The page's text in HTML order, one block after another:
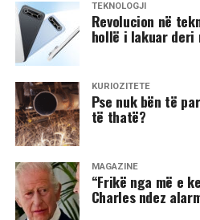
TEKNOLOGJI
Revolucion në
hollë i lakuar deri
KURIOZITETE
Pse nuk bën të
të thatë?
MAGAZINË
“Frikë nga më e
Charles ndez